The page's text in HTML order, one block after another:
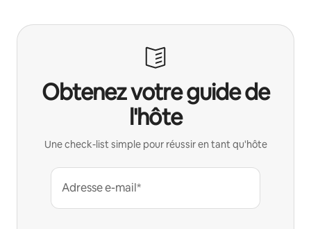
Obtenez votre guide de
l'hôte
Une check-list simple pour réussir en tant qu'hôte
Adresse e-mail*